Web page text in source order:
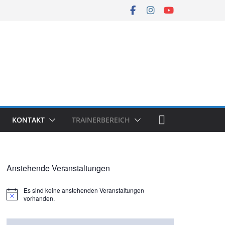
KONTAKT TRAINERBEREICH
Anstehende Veranstaltungen
H
Es sind keine anstehenden Veranstaltungen
vorhanden.